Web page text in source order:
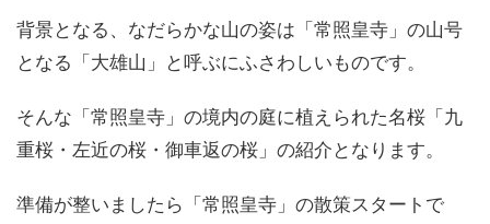
背景となる、なだらかな山の姿は「常照皇寺」の山号
となる「大雄山」と呼ぶにふさわしいものです。
そんな「常照皇寺」の境内の庭に植えられた名桜「九
重桜・左近の桜・御車返の桜」の紹介となります。
準備が整いましたら「常照皇寺」の散策スタートで